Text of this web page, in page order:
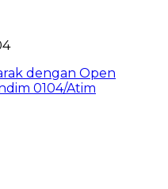
dengan Open
0104/Atim